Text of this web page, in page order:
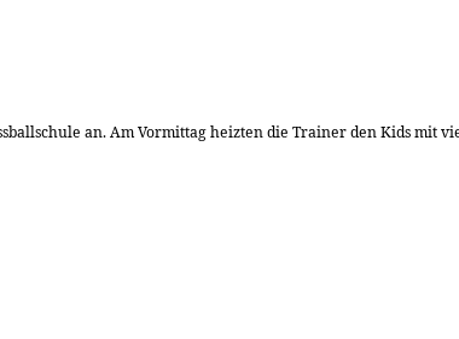
an. Am Vormittag heizten die Trainer den Kids mit